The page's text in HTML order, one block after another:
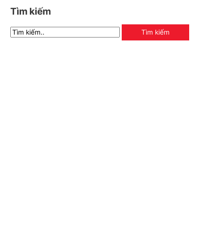
Tìm kiếm